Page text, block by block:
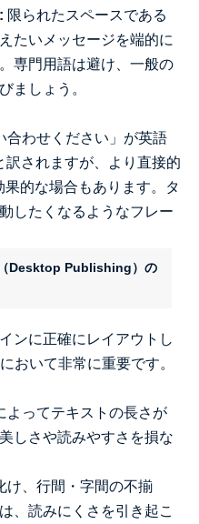
限られたスペースである
たいメッセージを端的に
専門用語は避け、一般の
ましょう。
合わせください」が英語
訳されますが、より直接的
的な場合もあります。タ
したくなるようなフレー
Desktop Publishing）の
ンに正確にレイアウトし
おいて非常に重要です。
よってテキストの長さが
しさや読みやすさを損な
け、行間・字間の不揃
、読みにくさを引き起こ